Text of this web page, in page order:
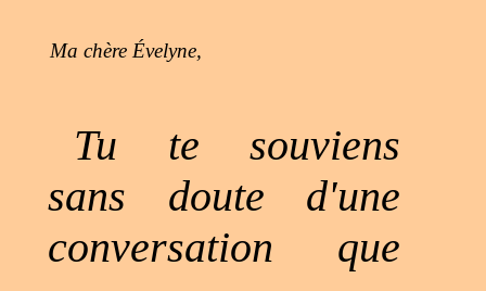
Ma chère Évelyne,
Tu te souviens
sans doute d'une
conversation que